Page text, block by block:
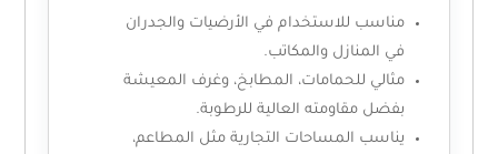
مناسب للاستخدام في الأرضيات والجدران
في المنازل والمكاتب.
مثالي للحمامات، المطابخ، وغرف المعيشة
بفضل مقاومته العالية للرطوبة.
يناسب المساحات التجارية مثل المطاعم،